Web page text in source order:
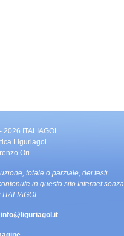
ITALIAGOL
Liguriagol.
Ori.
totale o parziale, dei testi
in questo sito Internet senza
info@liguriagol.it